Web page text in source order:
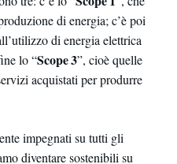
di energia; c’è poi
di energia elettrica
lo “Scope 3”, cioè quelle
acquistati per produrre
impegnati su tutti gli
diventare sostenibili su